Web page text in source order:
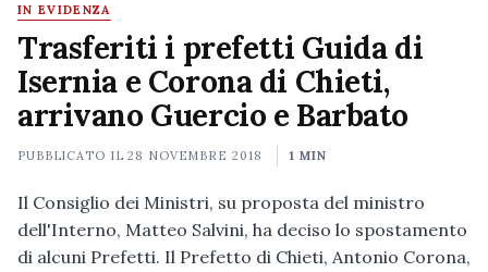
IN EVIDENZA
Trasferiti i prefetti Guida di
Isernia e Corona di Chieti,
arrivano Guercio e Barbato
PUBBLICATO IL28 NOVEMBRE 2018 1 MIN
Il Consiglio dei Ministri, su proposta del ministro
dell'Interno, Matteo Salvini, ha deciso lo spostamento
di alcuni Prefetti. Il Prefetto di Chieti, Antonio Corona,